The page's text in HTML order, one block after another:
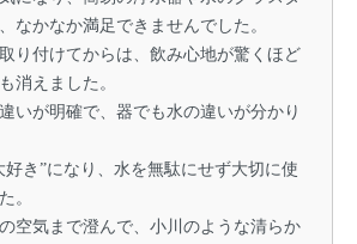
なかなか満足できませんでした。
り付けてからは、飲み心地が驚くほど
消えました。
いが明確で、器でも水の違いが分かり
好き”になり、水を無駄にせず大切に使
。
空気まで澄んで、小川のような清らか